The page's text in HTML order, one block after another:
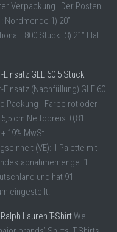
Verpackung ! Der Posten
1) 20”
: 800 Stück. 3) 21” Flat
GLE 60 5 Stück
(Nachfüllung) GLE 60
Packung - Farbe rot oder
cm Nettopreis: 0,81
19% MwSt.
(VE): 1 Palette mit
1
und hat 91
eingestellt.
Lauren T-ShirtWe